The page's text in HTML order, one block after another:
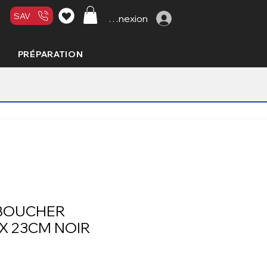
SAV Connexion
PRÉPARATION
23CM NOIR